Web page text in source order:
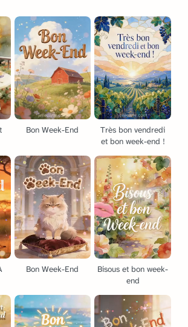
Bon Week-End
Très bon vendredi
et bon week-end !
Bon Week-End
Bisous et bon week-
end